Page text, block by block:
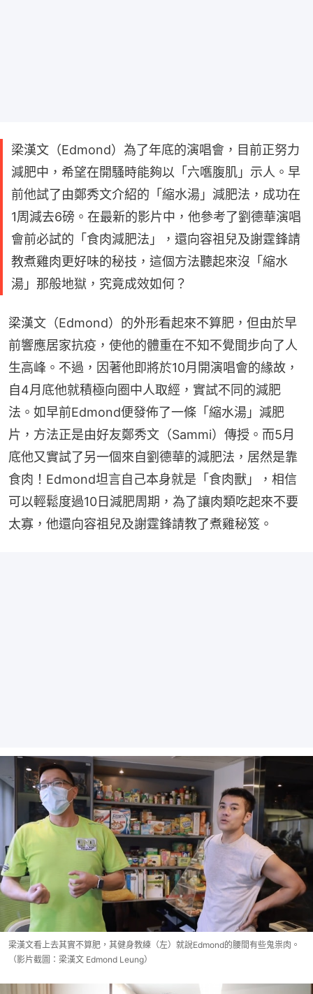
梁漢文（Edmond）為了年底的演唱會，目前正努力
減肥中，希望在開騷時能夠以「六嚿腹肌」示人。早
前他試了由鄭秀文介紹的「縮水湯」減肥法，成功在
1周減去6磅。在最新的影片中，他參考了劉德華演唱
會前必試的「食肉減肥法」，還向容祖兒及謝霆鋒請
教煮雞肉更好味的秘技，這個方法聽起來沒「縮水
湯」那般地獄，究竟成效如何？
梁漢文（Edmond）的外形看起來不算肥，但由於早
前響應居家抗疫，使他的體重在不知不覺間步向了人
生高峰。不過，因著他即將於10月開演唱會的緣故，
自4月底他就積極向圈中人取經，實試不同的減肥
法。如早前Edmond便發佈了一條「縮水湯」減肥
片，方法正是由好友鄭秀文（Sammi）傳授。而5月
底他又實試了另一個來自劉德華的減肥法，居然是靠
食肉！Edmond坦言自己本身就是「食肉獸」，相信
可以輕鬆度過10日減肥周期，為了讓肉類吃起來不要
太寡，他還向容祖兒及謝霆鋒請教了煮雞秘笈。
梁漢文看上去其實不算肥，其健身教練（左）就說Edmond的腰間有些鬼祟肉。
（影片截圖：梁漢文 Edmond Leung）